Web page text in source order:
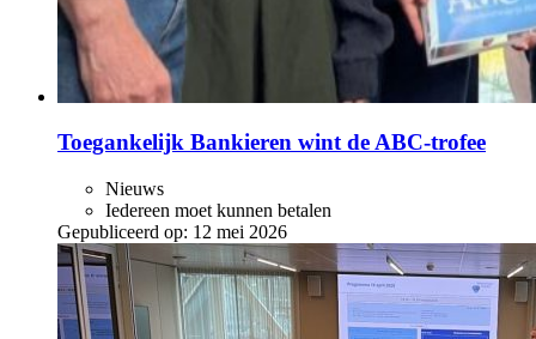
Toegankelijk Bankieren wint de ABC‑trofee
Nieuws
Iedereen moet kunnen betalen
Gepubliceerd op: 12 mei 2026